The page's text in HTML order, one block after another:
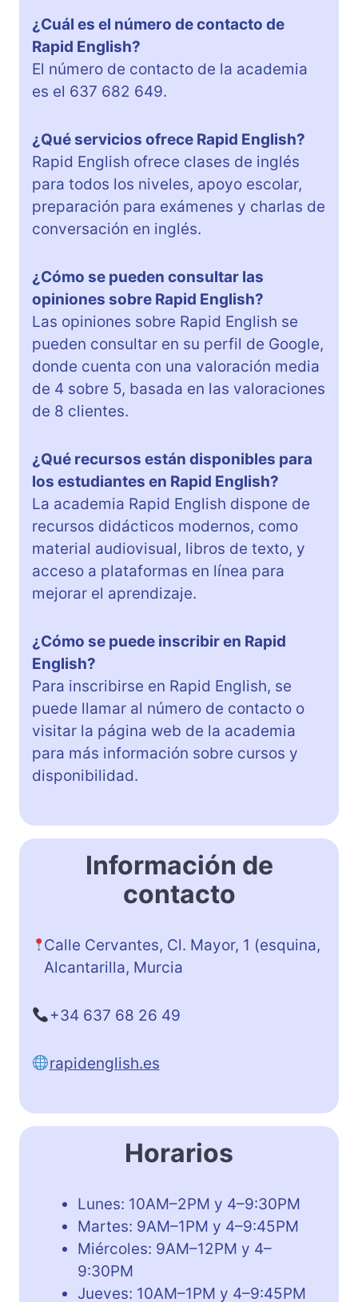
¿Cuál es el número de contacto de
Rapid English?
El número de contacto de la academia
es el 637 682 649.
¿Qué servicios ofrece Rapid English?
Rapid English ofrece clases de inglés
para todos los niveles, apoyo escolar,
preparación para exámenes y charlas de
conversación en inglés.
¿Cómo se pueden consultar las
opiniones sobre Rapid English?
Las opiniones sobre Rapid English se
pueden consultar en su perfil de Google,
donde cuenta con una valoración media
de 4 sobre 5, basada en las valoraciones
de 8 clientes.
¿Qué recursos están disponibles para
los estudiantes en Rapid English?
La academia Rapid English dispone de
recursos didácticos modernos, como
material audiovisual, libros de texto, y
acceso a plataformas en línea para
mejorar el aprendizaje.
¿Cómo se puede inscribir en Rapid
English?
Para inscribirse en Rapid English, se
puede llamar al número de contacto o
visitar la página web de la academia
para más información sobre cursos y
disponibilidad.
Información de
contacto
Calle Cervantes, Cl. Mayor, 1 (esquina,
Alcantarilla, Murcia
+34 637 68 26 49
rapidenglish.es
Horarios
Lunes: 10AM–2PM y 4–9:30PM
Martes: 9AM–1PM y 4–9:45PM
Miércoles: 9AM–12PM y 4–
9:30PM
Jueves: 10AM–1PM y 4–9:45PM